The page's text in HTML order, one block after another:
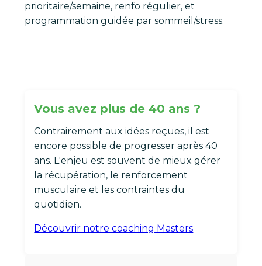
prioritaire/semaine, renfo régulier, et
programmation guidée par sommeil/stress.
Vous avez plus de 40 ans ?
Contrairement aux idées reçues, il est
encore possible de progresser après 40
ans. L'enjeu est souvent de mieux gérer
la récupération, le renforcement
musculaire et les contraintes du
quotidien.
Découvrir notre coaching Masters